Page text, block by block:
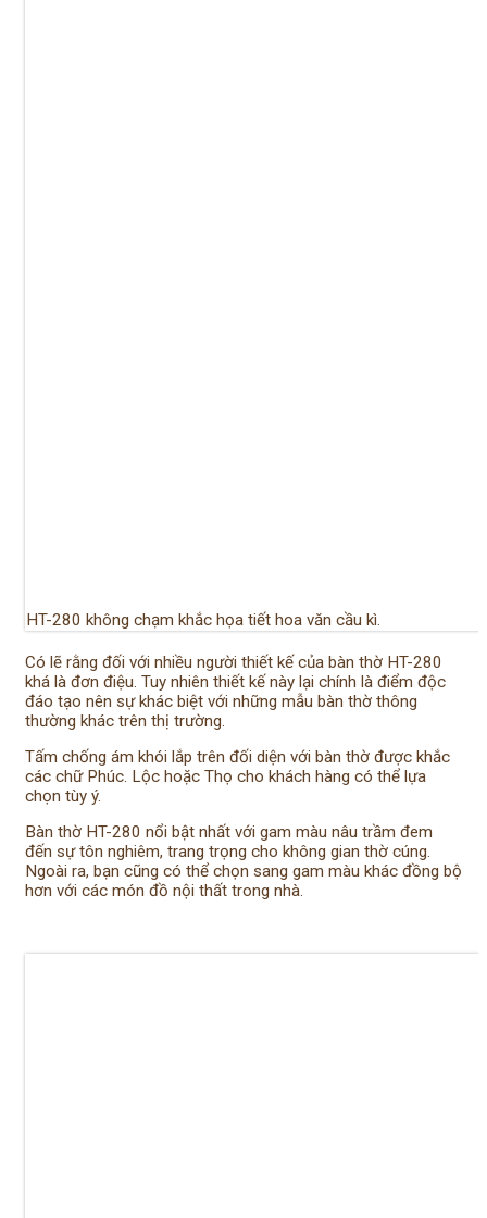
HT-280 không chạm khắc họa tiết hoa văn cầu kì.
Có lẽ rằng đối với nhiều người thiết kế của bàn thờ HT-280
khá là đơn điệu. Tuy nhiên thiết kế này lại chính là điểm độc
đáo tạo nên sự khác biệt với những mẫu bàn thờ thông
thường khác trên thị trường.
Tấm chống ám khói lắp trên đối diện với bàn thờ được khắc
các chữ Phúc. Lộc hoặc Thọ cho khách hàng có thể lựa
chọn tùy ý.
Bàn thờ HT-280 nổi bật nhất với gam màu nâu trầm đem
đến sự tôn nghiêm, trang trọng cho không gian thờ cúng.
Ngoài ra, bạn cũng có thể chọn sang gam màu khác đồng bộ
hơn với các món đồ nội thất trong nhà.